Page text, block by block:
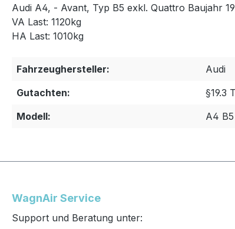
Audi A4, - Avant, Typ B5 exkl. Quattro Baujahr
VA Last: 1120kg
HA Last: 1010kg
Fahrzeughersteller:
Audi
Gutachten:
§19.3
Modell:
A4 B5
WagnAir Service
Support und Beratung unter: